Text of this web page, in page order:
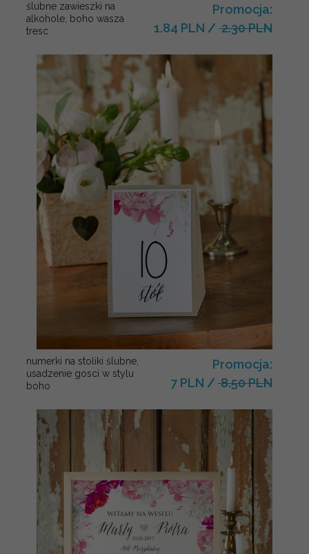
ślubne zawieszki na
alkohole, boho wasza
tresc
Promocja:
1.84 PLN / 2.30 PLN
numerki na stoliki ślubne,
usadzenie gosci w stylu
boho
Promocja:
7 PLN / 8.50 PLN